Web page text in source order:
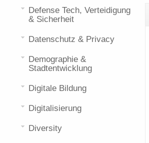
Defense Tech, Verteidigung
& Sicherheit
Datenschutz & Privacy
Demographie &
Stadtentwicklung
Digitale Bildung
Digitalisierung
Diversity